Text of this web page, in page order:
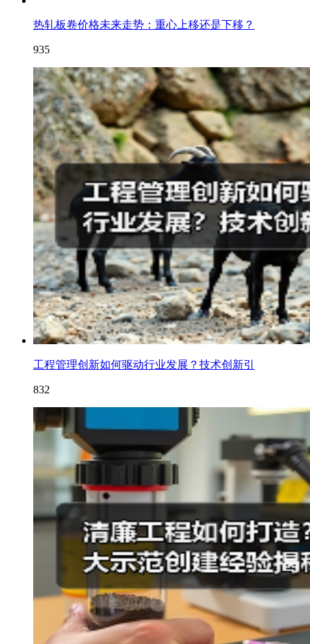
热轧板卷价格未来走势：重心上移还是下移？
935
工程管理创新如何驱动行业发展？技术创新引
832